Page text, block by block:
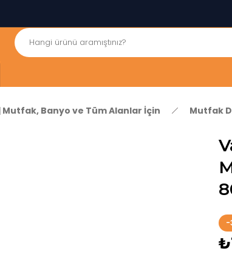
5'er cm Aralıklarla 35 cm'den 100
% 100 Mdf Tekerlekli Masa ile
Kaliteli hizmet, güvenli alışveriş
Mutfak, Banyo ve Tüm Alanlar İçin Mutfak
-